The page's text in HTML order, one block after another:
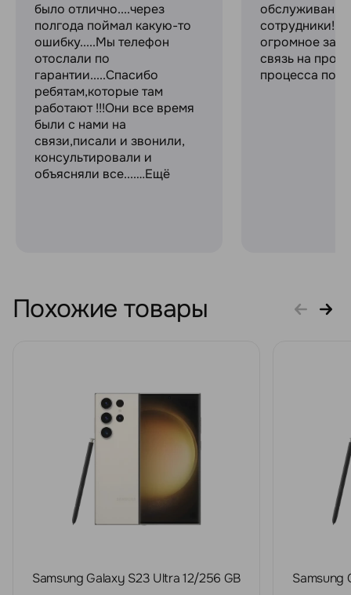
было отлично....через
полгода поймал какую-то
ошибку.....Мы телефон
отослали по
гарантии.....Спасибо
ребятам,которые там
работают !!!Они все время
были с нами на
связи,писали и звонили,
консультировали и
объясняли все....…Ещё
сотрудники!
огромное за
связь на
процесса
Похожие товары
Samsung Galaxy S23 Ultra 12/256 GB
Samsung